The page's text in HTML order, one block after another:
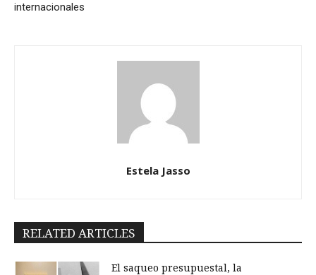
internacionales
Estela Jasso
RELATED ARTICLES
El saqueo presupuestal, la